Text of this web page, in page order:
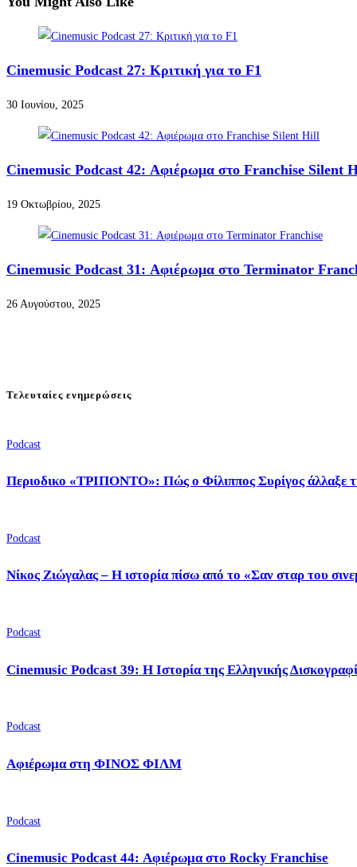
Cinemusic Podcast 27: Κριτική για το F1
30 Ιουνίου, 2025
Cinemusic Podcast 42: Αφιέρωμα στο Franchise Silent
19 Οκτωβρίου, 2025
Cinemusic Podcast 31: Αφιέρωμα στο Terminator
26 Αυγούστου, 2025
Τελευταίες ενημερώσεις
Podcast
Περιοδικο «ΤΡΙΠΟΝΤΟ»: Πώς ο Φίλιππος Συρίγος άλλαξε
Podcast
Νίκος Ζιώγαλας – Η ιστορία πίσω από το «Σαν σταρ του
Podcast
Cinemusic Podcast 39: Η Ιστορία της Ελληνικής
Podcast
Αφιέρωμα στη ΦΙΝΟΣ ΦΙΛΜ
Podcast
Cinemusic Podcast 44: Αφιέρωμα στο Rocky Franchise